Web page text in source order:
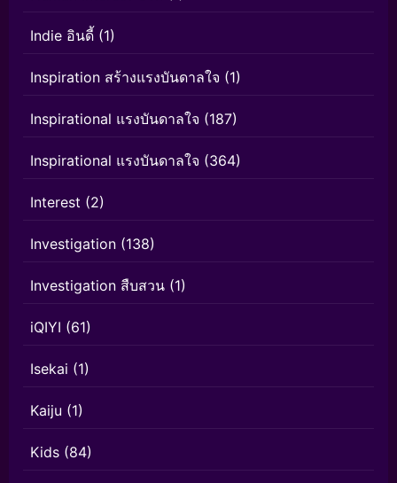
Indie อินดี้ (1)
Inspiration สร้างแรงบันดาลใจ (1)
Inspirational แรงบันดาลใจ (187)
Inspirational แรงบันดาลใจ (364)
Interest (2)
Investigation (138)
Investigation สืบสวน (1)
iQIYI (61)
Isekai (1)
Kaiju (1)
Kids (84)